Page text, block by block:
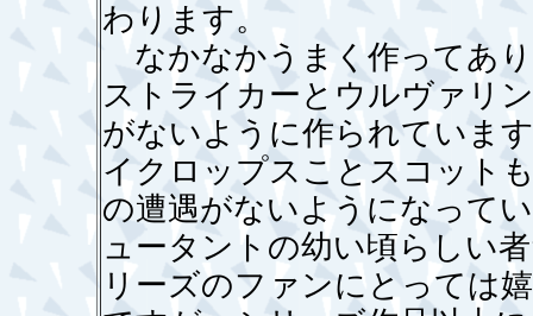
わります。
なかなかうまく作ってあ
ストライカーとウルヴァリ
がないように作られていま
イクロップスことスコット
の遭遇がないようになって
ュータントの幼い頃らしい
リーズのファンにとっては